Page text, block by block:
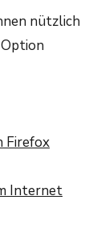
nützlich
Firefox
Internet